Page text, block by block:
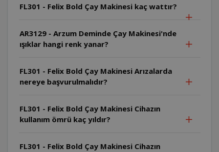
FL301 - Felix Bold Çay Makinesi kaç wattır?
AR3129 - Arzum Deminde Çay Makinesi'nde
ışıklar hangi renk yanar?
FL301 - Felix Bold Çay Makinesi Arızalarda
nereye başvurulmalıdır?
FL301 - Felix Bold Çay Makinesi Cihazın
kullanım ömrü kaç yıldır?
FL301 - Felix Bold Çay Makinesi Cihazın